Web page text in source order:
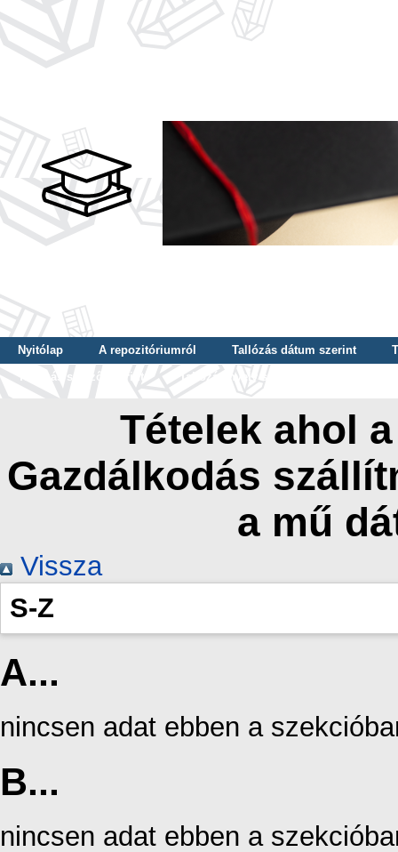
Nyitólap A repozitóriumról Tallózás dátum szerint
Tallózás szerző szerint
Tallózás nyelv szerint
Tételek ahol
Gazdálkodás
a mű
Vissza
S-Z
A...
nincsen adat ebben a
B...
nincsen adat ebben a